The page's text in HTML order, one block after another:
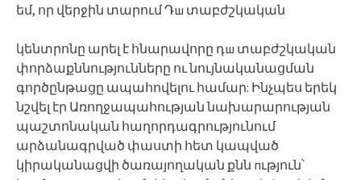
եմ, որ վերջին տարում Դш տաբժշկական
կենտրոնը արել է հնարավորը դш տաբժշկական
փորձաքննությունները ու նույնականացման
գործընթացը ապահովելու համար: Ինչպես երեկ
նշվել էր Առողջապահության նախարարության
պաշտոնական հաղորդագրությունում
արձանագրված փաստի հետ կապված
կիրականացվի ծառայողական քնն пւթյուն՝